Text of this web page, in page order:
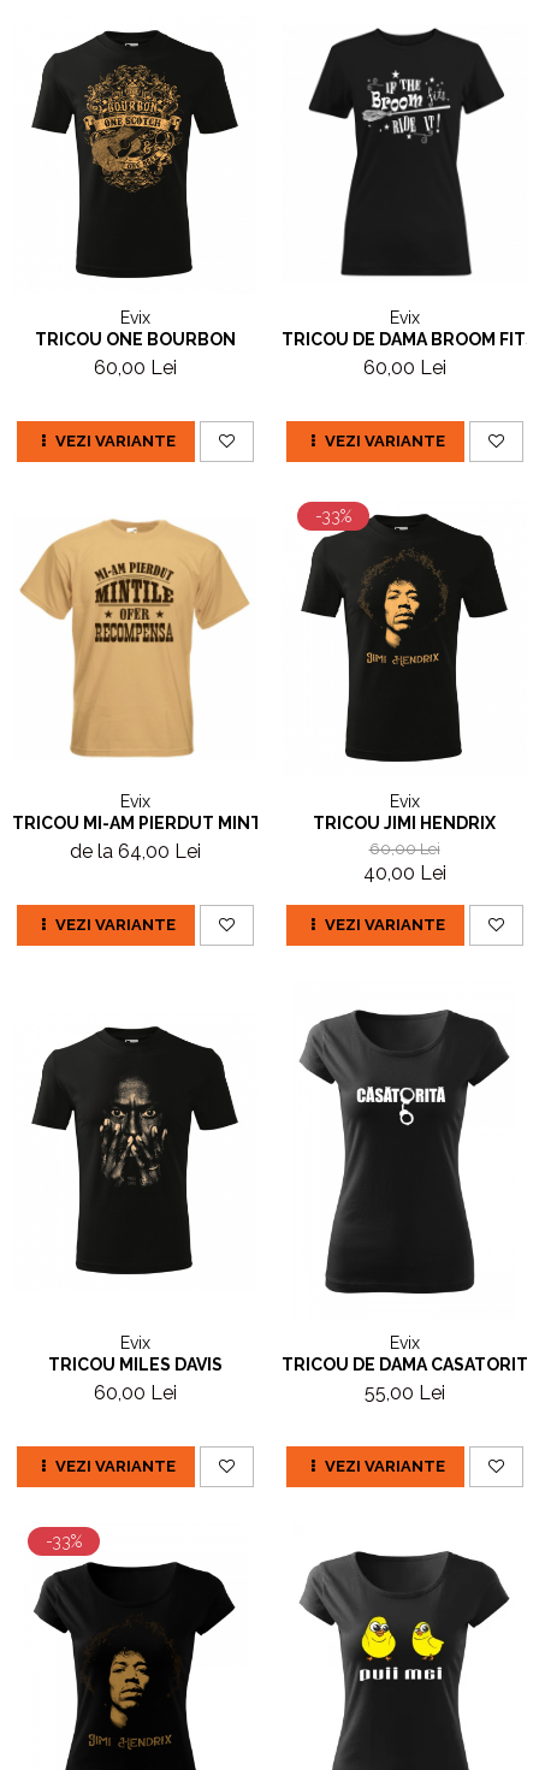
Evix
TRICOU ONE BOURBON
60,00 Lei
VEZI VARIANTE
Evix
TRICOU DE DAMA BROOM FITS
60,00 Lei
VEZI VARIANTE
Evix
TRICOU MI-AM PIERDUT MINTILE
de la 64,00 Lei
VEZI VARIANTE
-33%
Evix
TRICOU JIMI HENDRIX
60,00 Lei
40,00 Lei
VEZI VARIANTE
Evix
TRICOU MILES DAVIS
60,00 Lei
VEZI VARIANTE
Evix
TRICOU DE DAMA CASATORITA
55,00 Lei
VEZI VARIANTE
-33%